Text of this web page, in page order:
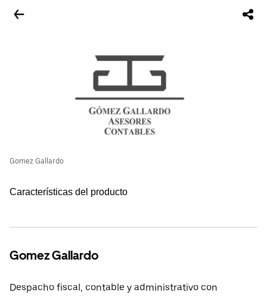
Gomez Gallardo
Características del producto
Gomez Gallardo
Despacho fiscal, contable y administrativo con